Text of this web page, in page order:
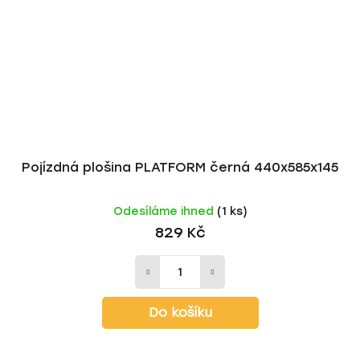
Pojízdná plošina PLATFORM černá 440x585x145
Odesíláme ihned (1 ks)
829 Kč
Do košíku